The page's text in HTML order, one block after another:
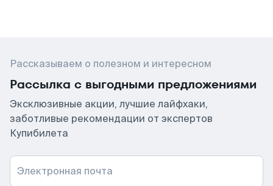
Рассказываем о полезном и интересном
Рассылка с выгодными предложениями
Эксклюзивные акции, лучшие лайфхаки,
заботливые рекомендации от экспертов
Купибилета
Электронная почта